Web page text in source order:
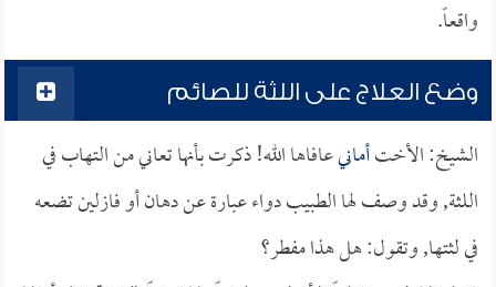
واقعاً.
وضع العلاج على اللثة للصائم
الشيخ: الأختأمانيعافاها الله! ذكرت بأنها تعاني من التهاب في
اللثة, وقد وصف لها الطبيب دواء عبارة عن دهان أو فازلين تضعه
في لثتها, وتقول: هل هذا مفطر؟